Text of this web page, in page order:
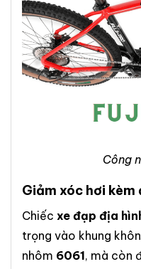
Công
Giảm xóc hơi
Chiếc xe đạp địa
trọng vào khung
nhôm 6061, mà còn